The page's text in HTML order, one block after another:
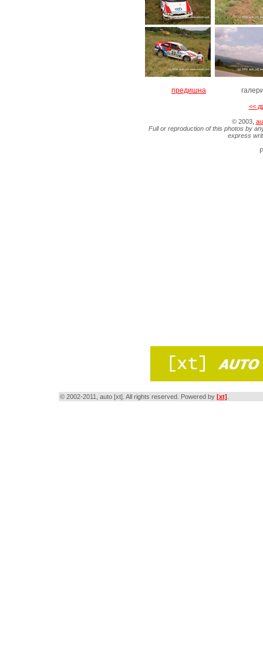
предишна
<<
© 2003,
Full or reproduction of this photos by
express
© 2002-2011, auto [xt]. All rights reserved. Powered by [xt]